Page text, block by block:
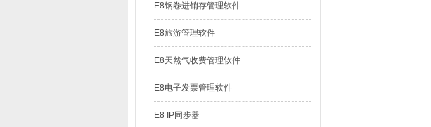
E8钢卷进销存管理软件
E8旅游管理软件
E8天然气收费管理软件
E8电子发票管理软件
E8 IP同步器